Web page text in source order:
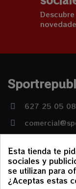
627 25 05 08
Sábado
Esta tienda te
sociales y
se utilizan para
¿Aceptas estas